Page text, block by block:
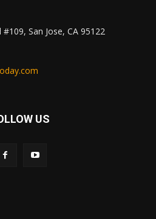
San Jose, CA 95122
US